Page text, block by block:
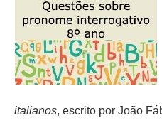
italianos, escrito por João